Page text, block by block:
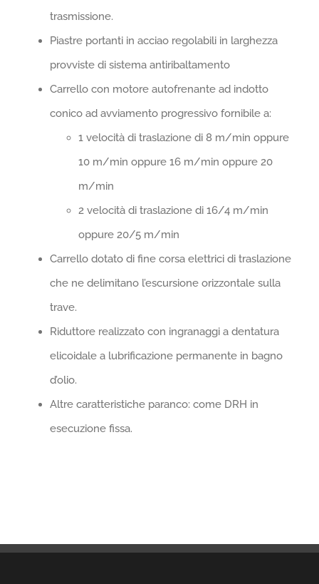
trasmissione.
Piastre portanti in acciao regolabili in larghezza
provviste di sistema antiribaltamento
Carrello con motore autofrenante ad indotto
conico ad avviamento progressivo fornibile a:
1 velocità di traslazione di 8 m/min oppure
10 m/min oppure 16 m/min oppure 20
m/min
2 velocità di traslazione di 16/4 m/min
oppure 20/5 m/min
Carrello dotato di fine corsa elettrici di traslazione
che ne delimitano l’escursione orizzontale sulla
trave.
Riduttore realizzato con ingranaggi a dentatura
elicoidale a lubrificazione permanente in bagno
d’olio.
Altre caratteristiche paranco: come DRH in
esecuzione fissa.